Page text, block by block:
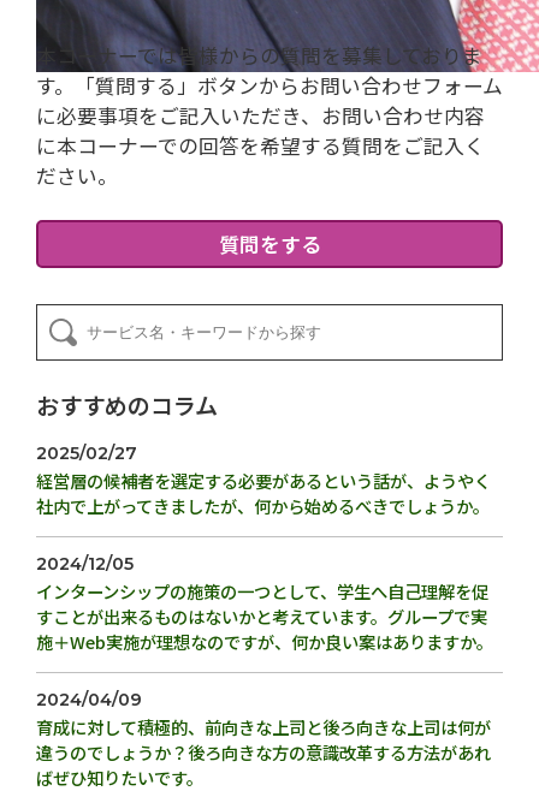
本コーナーでは皆様からの質問を募集しておりま
す。「質問する」ボタンからお問い合わせフォーム
に必要事項をご記入いただき、お問い合わせ内容
に本コーナーでの回答を希望する質問をご記入く
ださい。
質問をする
おすすめのコラム
2025/02/27
経営層の候補者を選定する必要があるという話が、ようやく
社内で上がってきましたが、何から始めるべきでしょうか。
2024/12/05
インターンシップの施策の一つとして、学生へ自己理解を促
すことが出来るものはないかと考えています。グループで実
施＋Web実施が理想なのですが、何か良い案はありますか。
2024/04/09
育成に対して積極的、前向きな上司と後ろ向きな上司は何が
違うのでしょうか？後ろ向きな方の意識改革する方法があれ
ばぜひ知りたいです。